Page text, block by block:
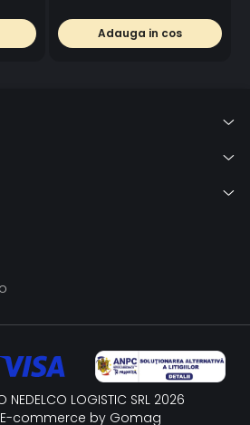
Adauga in cos
LOGISTIC SRL 2026
commerce by Gomag